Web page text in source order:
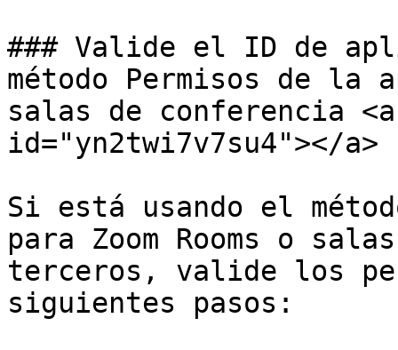
### Valide el ID de
método Permisos de la
salas de conferencia
id="yn2twi7v7su4"></a>
Si está usando el
para Zoom Rooms o
terceros, valide los
siguientes pasos: